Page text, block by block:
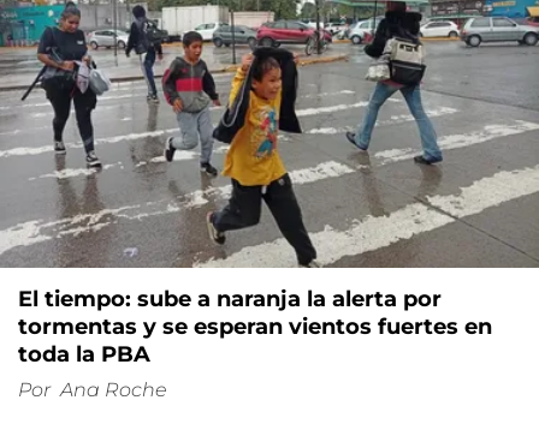
El tiempo: sube a naranja la alerta por
tormentas y se esperan vientos fuertes en
toda la PBA
Por Ana Roche